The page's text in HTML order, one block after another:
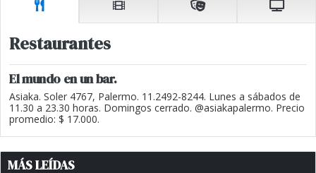
Restaurantes
El mundo en un bar.
Asiaka. Soler 4767, Palermo. 11.2492-8244. Lunes a sábados de
11.30 a 23.30 horas. Domingos cerrado. @asiakapalermo. Precio
promedio: $ 17.000.
MÁS LEÍDAS